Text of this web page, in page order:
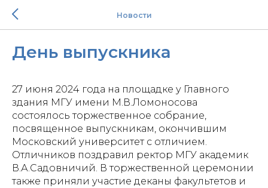
Новости
День выпускника
27 июня 2024 года на площадке у Главного
здания МГУ имени М.В.Ломоносова
состоялось торжественное собрание,
посвященное выпускникам, окончившим
Московский университет с отличием.
Отличников поздравил ректор МГУ академик
В.А.Садовничий. В торжественной церемонии
также приняли участие деканы факультетов и